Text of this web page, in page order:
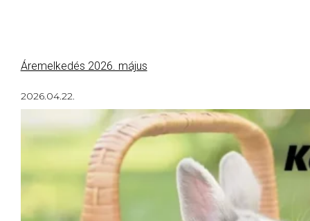
Áremelkedés 2026. május
2026.04.22.